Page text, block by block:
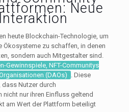
Neue
heute Blockchain-Technologie, um
Ökosysteme zu schaffen, in denen
sondern auch Mitgestalter sind.
Gewinnspiele, NFT-Communitys
(DAOs) . Diese
Nutzer durch
nur ihren Einfluss geltend
am Wert der Plattform beteiligt